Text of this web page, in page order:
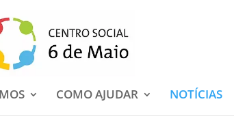
COMO AJUDAR NOTÍCIAS